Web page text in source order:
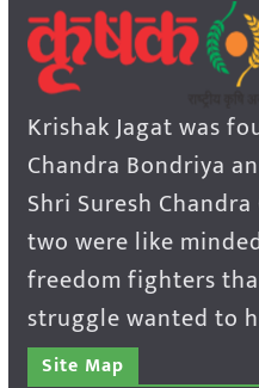
Krishak Jagat was
Chandra Bondriya
Shri Suresh
two were like
freedom fighters
struggle wanted to
Site Map